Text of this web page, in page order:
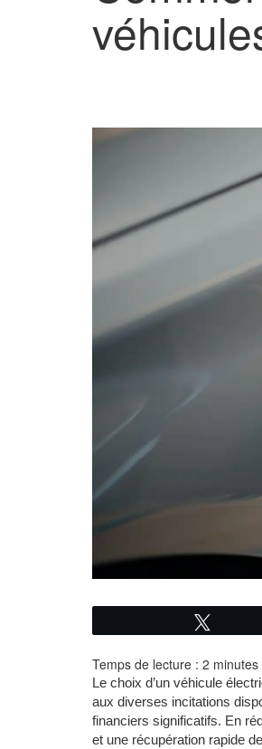
Temps de lecture : 2 minutes
Le choix d’un véhicule
aux diverses incitations
financiers significatifs. En
et une récupération rapide